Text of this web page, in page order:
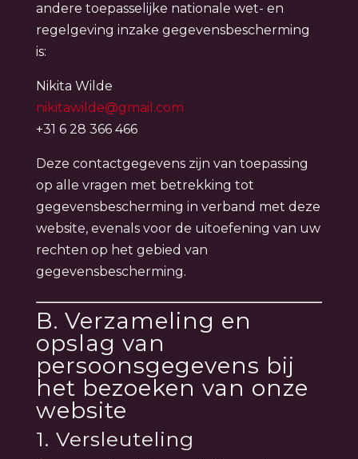
andere toepasselijke nationale wet- en
regelgeving inzake gegevensbescherming
is:
Nikita Wilde
nikitawilde@gmail.com
+31 6 28 366 466
Deze contactgegevens zijn van toepassing
op alle vragen met betrekking tot
gegevensbescherming in verband met deze
website, evenals voor de uitoefening van uw
rechten op het gebied van
gegevensbescherming.
B. Verzameling en
opslag van
persoonsgegevens bij
het bezoeken van onze
website
1. Versleuteling